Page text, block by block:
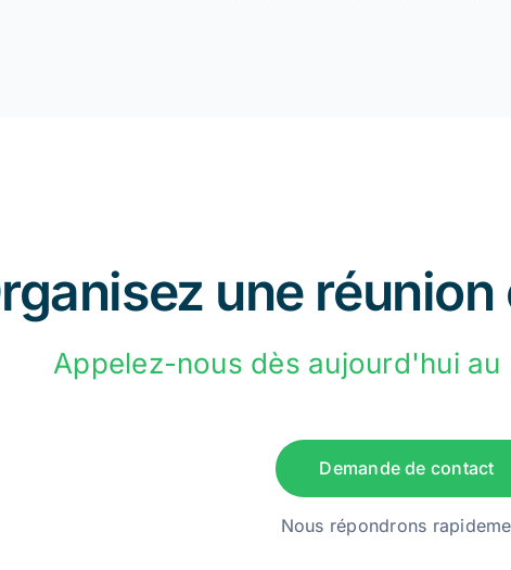
une
Appelez-nous dès aujourd'hui au
Demande de contact
Nous répondrons